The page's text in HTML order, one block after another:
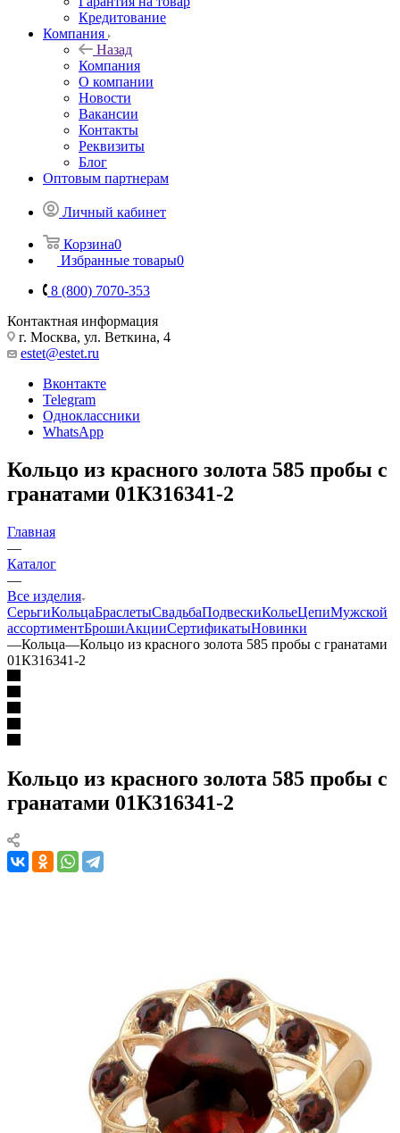
Кредитование
Компания
Назад
Компания
О компании
Новости
Вакансии
Контакты
Реквизиты
Блог
Оптовым партнерам
Личный кабинет
Корзина0
Избранные товары0
8 (800) 7070-353
Контактная информация
г. Москва, ул. Веткина, 4
estet@estet.ru
Вконтакте
Telegram
Одноклассники
WhatsApp
Кольцо из красного золота 585 пробы с
гранатами 01К316341-2
Главная
—
Каталог
—
Все изделия
СерьгиКольцаБраслетыСвадьбаПодвескиКольеЦепиМужской
ассортиментБрошиАкцииСертификатыНовинки
—Кольца—Кольцо из красного золота 585 пробы с гранатами
01К316341-2
Кольцо из красного золота 585 пробы с
гранатами 01К316341-2